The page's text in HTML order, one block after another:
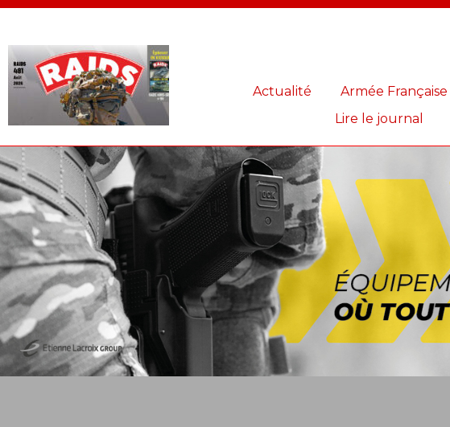
Actualité Armée Française
Lire le journal
Panneau de gestion des cookies